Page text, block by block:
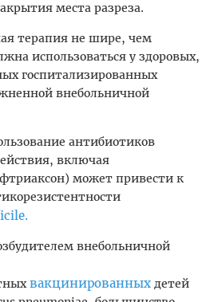
места разреза.
терапия не шире, чем
использоваться у здоровых,
госпитализированных
внебольничной
антибиотиков
включая
может привести к
.
внебольничной
вакцинированных детей